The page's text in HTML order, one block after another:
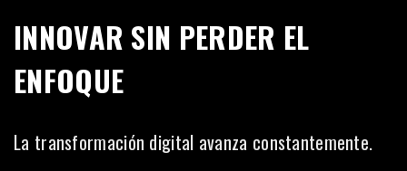
INNOVAR SIN PERDER EL
ENFOQUE
La transformación digital avanza constantemente.